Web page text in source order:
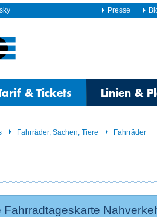
Presse
& Tickets Linien &
Fahrräder, Sachen, Tiere Fahrräder
Fahrradtageskarte